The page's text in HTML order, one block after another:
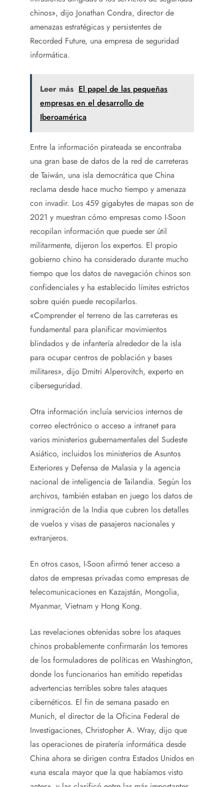
chinos», dijo Jonathan Condra, director de
amenazas estratégicas y persistentes de
Recorded Future, una empresa de seguridad
informática.
Leer más El papel de las pequeñas
empresas en el desarrollo de
Iberoamérica
Entre la información pirateada se encontraba
una gran base de datos de la red de carreteras
de Taiwán, una isla democrática que China
reclama desde hace mucho tiempo y amenaza
con invadir. Los 459 gigabytes de mapas son de
2021 y muestran cómo empresas como I-Soon
recopilan información que puede ser útil
militarmente, dijeron los expertos. El propio
gobierno chino ha considerado durante mucho
tiempo que los datos de navegación chinos son
confidenciales y ha establecido límites estrictos
sobre quién puede recopilarlos.
«Comprender el terreno de las carreteras es
fundamental para planificar movimientos
blindados y de infantería alrededor de la isla
para ocupar centros de población y bases
militares», dijo Dmitri Alperovitch, experto en
ciberseguridad.
Otra información incluía servicios internos de
correo electrónico o acceso a intranet para
varios ministerios gubernamentales del Sudeste
Asiático, incluidos los ministerios de Asuntos
Exteriores y Defensa de Malasia y la agencia
nacional de inteligencia de Tailandia. Según los
archivos, también estaban en juego los datos de
inmigración de la India que cubren los detalles
de vuelos y visas de pasajeros nacionales y
extranjeros.
En otros casos, I-Soon afirmó tener acceso a
datos de empresas privadas como empresas de
telecomunicaciones en Kazajstán, Mongolia,
Myanmar, Vietnam y Hong Kong.
Las revelaciones obtenidas sobre los ataques
chinos probablemente confirmarán los temores
de los formuladores de políticas en Washington,
donde los funcionarios han emitido repetidas
advertencias terribles sobre tales ataques
cibernéticos. El fin de semana pasado en
Munich, el director de la Oficina Federal de
Investigaciones, Christopher A. Wray, dijo que
las operaciones de piratería informática desde
China ahora se dirigen contra Estados Unidos en
«una escala mayor que la que habíamos visto